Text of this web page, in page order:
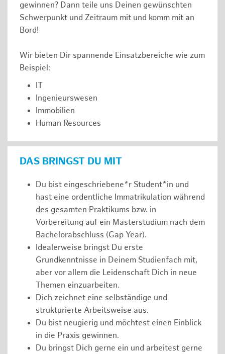
gewinnen? Dann teile uns Deinen gewünschten
Schwerpunkt und Zeitraum mit und komm mit an
Bord!
Wir bieten Dir spannende Einsatzbereiche wie zum
Beispiel:
IT
Ingenieurswesen
Immobilien
Human Resources
DAS BRINGST DU MIT
Du bist eingeschriebene*r Student*in und
hast eine ordentliche Immatrikulation während
des gesamten Praktikums bzw. in
Vorbereitung auf ein Masterstudium nach dem
Bachelorabschluss (Gap Year).
Idealerweise bringst Du erste
Grundkenntnisse in Deinem Studienfach mit,
aber vor allem die Leidenschaft Dich in neue
Themen einzuarbeiten.
Dich zeichnet eine selbständige und
strukturierte Arbeitsweise aus.
Du bist neugierig und möchtest einen Einblick
in die Praxis gewinnen.
Du bringst Dich gerne ein und arbeitest gerne